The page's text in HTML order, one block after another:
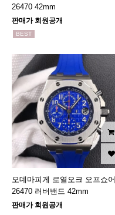
26470 42mm
판매가 회원공개
BEST
오데마피게 로열오크 오프쇼어
26470 러버밴드 42mm
판매가 회원공개